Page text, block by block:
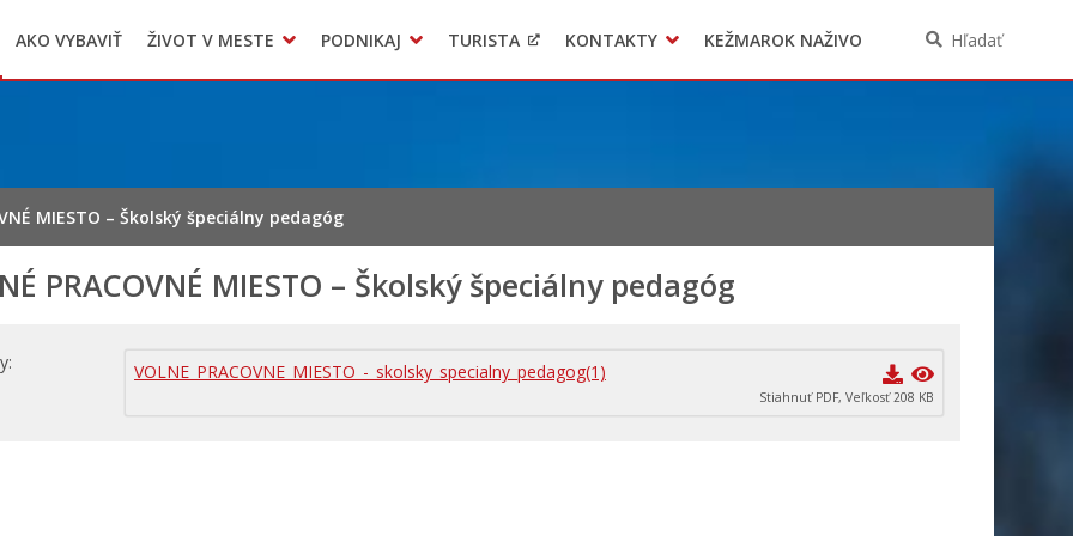
Geo informačný systém – Kežmarok
Oznamovanie podozrení z podvodov
AKO VYBAVIŤ ŽIVOT V MESTE
Triedený zber – NATUR – PACK
PODNIKAJ TURISTA KONTAKTY KEŽMAROK NAŽIVO Hľadať
MIESTO – Školský špeciálny pedagóg
PRACOVNÉ MIESTO – Školský špeciálny pedagóg
VOLNE_PRACOVNE_MIESTO_-_skolsky_specialny_pedagog(1)
Stiahnuť PDF, Veľkosť 208 KB